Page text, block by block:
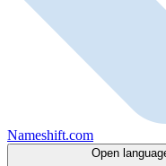
Nameshift.com
Open